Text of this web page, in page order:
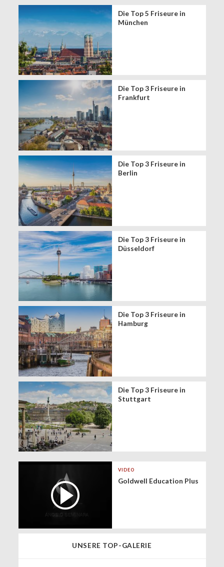
Die Top 5 Friseure in
München
Die Top 3 Friseure in
Frankfurt
Die Top 3 Friseure in
Berlin
Die Top 3 Friseure in
Düsseldorf
Die Top 3 Friseure in
Hamburg
Die Top 3 Friseure in
Stuttgart
VIDEO
Goldwell Education Plus
UNSERE TOP-GALERIE